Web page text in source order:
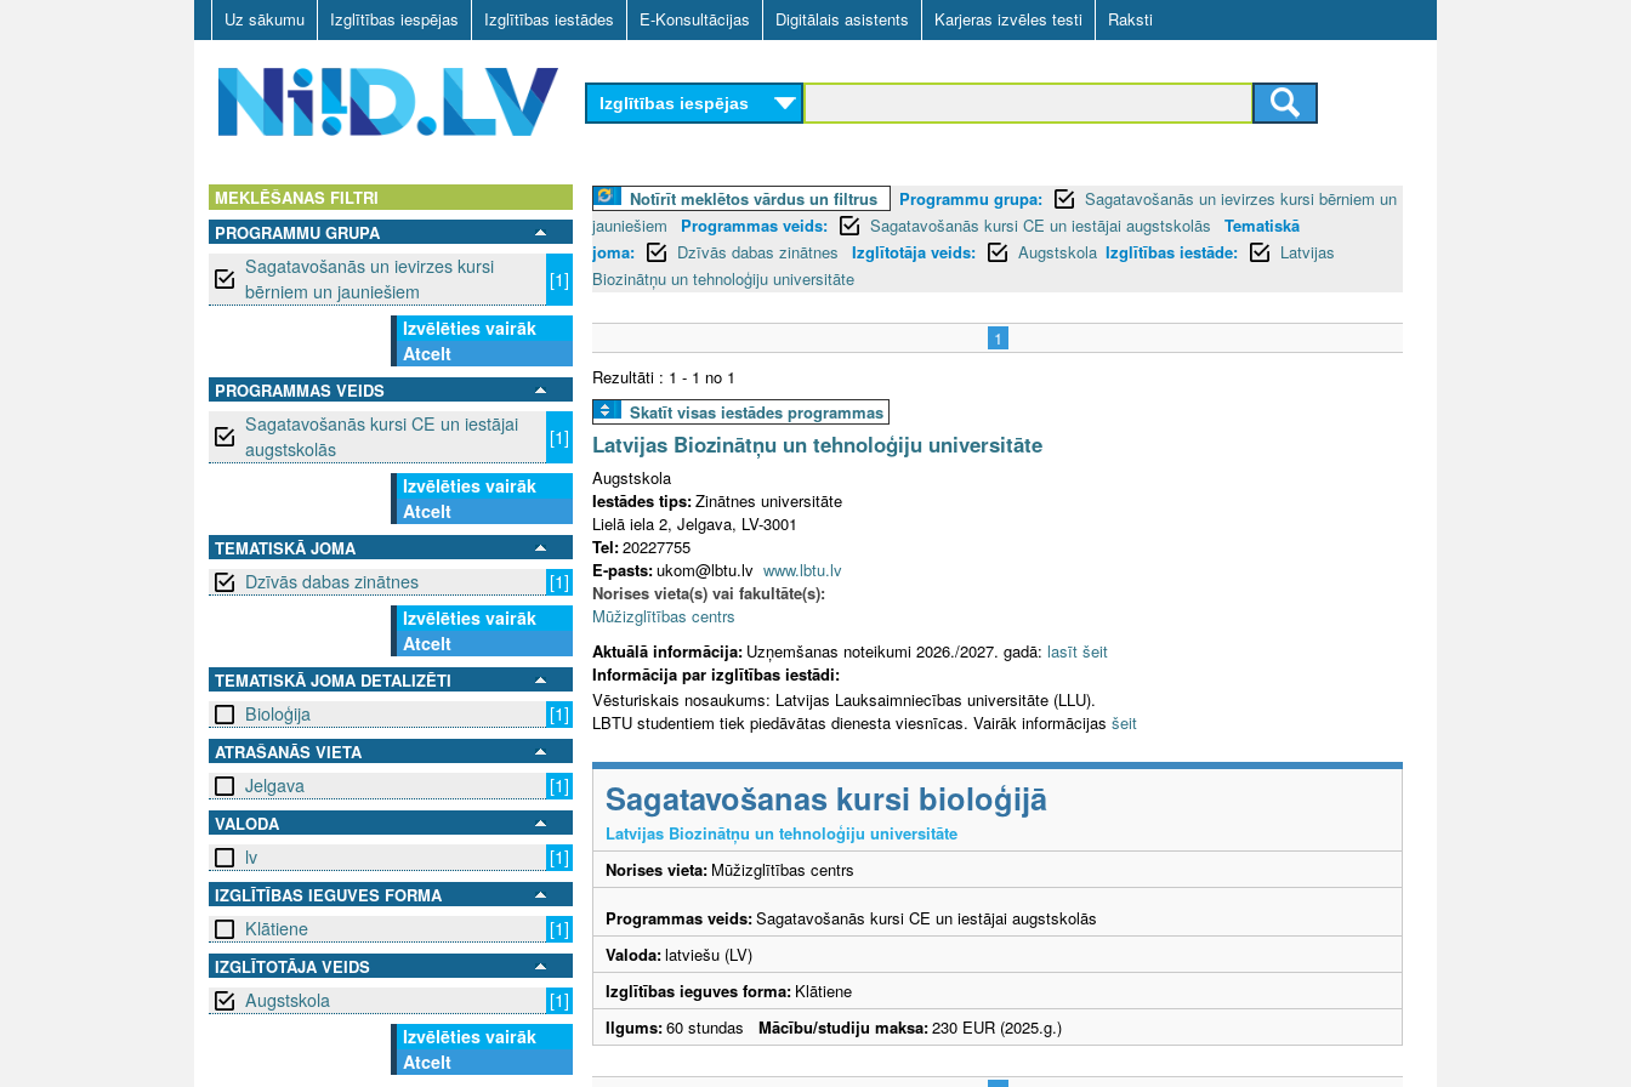
Skip
to
main
content
Uz sākumu Izglītības iespējas Izglītības iestādes E-Konsultācijas Digitālais asistents Karjeras izvēles testi Raksti
D
L
Izglītības iespējas
MEKLĒŠANAS FILTRI
PROGRAMMU GRUPA
Sagatavošanās un ievirzes kursi
bērniem un jauniešiem
[1]
Izvēlēties vairāk
Atcelt
PROGRAMMAS VEIDS
Sagatavošanās kursi CE un iestājai
augstskolās
[1]
Izvēlēties vairāk
Atcelt
TEMATISKĀ JOMA
Dzīvās dabas zinātnes
[1]
Izvēlēties vairāk
Atcelt
TEMATISKĀ JOMA DETALIZĒTI
Bioloģija [1]
ATRAŠANĀS VIETA
Jelgava [1]
VALODA
lv [1]
IZGLĪTĪBAS IEGUVES FORMA
Klātiene [1]
IZGLĪTOTĀJA VEIDS
Augstskola
[1]
Izvēlēties vairāk
Atcelt
Notīrīt meklētos vārdus un filtrus Programmu grupa:
Sagatavošanās un ievirzes kursi bērniem un
jauniešiem
Programmas veids: Sagatavošanās kursi CE un iestājai augstskolās
Tematiskā
joma:
Dzīvās dabas zinātnes Izglītotāja veids: Augstskola Izglītības iestāde:
Latvijas
Biozinātņu un tehnoloģiju universitāte
1
Rezultāti : 1 - 1 no 1
Skatīt visas iestādes programmas
Latvijas Biozinātņu un tehnoloģiju universitāte
Augstskola
Iestādes tips:Zinātnes universitāte
Lielā iela 2, Jelgava, LV-3001
Tel:20227755
E-pasts:ukom@lbtu.lv www.lbtu.lv
Norises vieta(s) vai fakultāte(s):
Mūžizglītības centrs
Aktuālā informācija: Uzņemšanas noteikumi 2026./2027. gadā: lasīt šeit
Informācija par izglītības iestādi:
Vēsturiskais nosaukums: Latvijas Lauksaimniecības universitāte (LLU).
LBTU studentiem tiek piedāvātas dienesta viesnīcas. Vairāk informācijas šeit
Sagatavošanas kursi bioloģijā
Latvijas Biozinātņu un tehnoloģiju universitāte
Norises vieta: Mūžizglītības centrs
Programmas veids:Sagatavošanās kursi CE un iestājai augstskolās
Valoda:latviešu (LV)
Izglītības ieguves forma: Klātiene
Ilgums:60 stundas Mācību/studiju maksa:230 EUR (2025.g.)